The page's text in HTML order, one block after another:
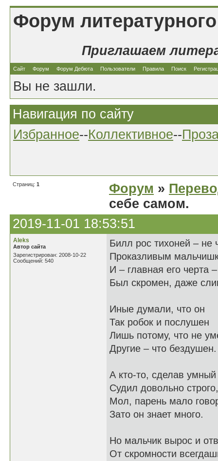
Форум
Приглашаем
Сайт Форум Форум Дебюта Пользователи Правила Поиск
Вы не зашли.
Навигация по сайту
Избранное--Коллективное--
Страниц: 1 Форум »
себе самом.
2019-11-01 18:53:51
Aleks
Автор сайта
Зарегистрирован: 2008-10-22
Сообщений: 540
Билл рос тихоней – не
Проказливым
И – главная его черта –
Был скромен, даже
Иные думали, что он
Так робок и послушен
Лишь потому, что не
Другие – что бездушен.
А кто-то, сделав
Судил довольно строго,
Мол, парень мало
Зато он знает много.
Но мальчик вырос и
От скромности